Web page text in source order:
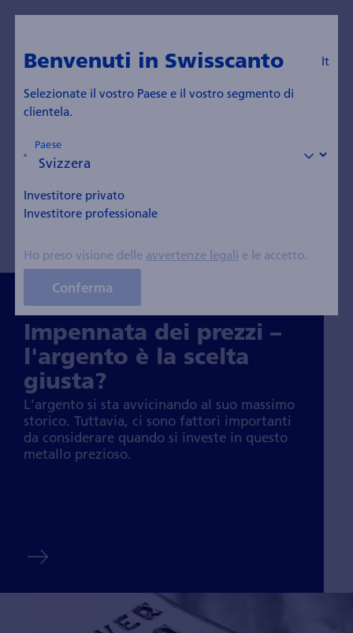
Insights Blog
Tutti i temi Azioni
Obbligazioni
Sostenibilità
Im­pennata dei prezzi –
l'argento è la scelta
giusta?
L'argento si sta avvicin­ando al suo massimo
storico. Tutta­via, ci sono fattori im­portanti
da consider­are quando si investe in questo
metallo prezioso.
Benvenuti in Swisscanto It
Selezionate il vostro Paese e il vostro segmento di
clientela.
Paese
Investitore privato
Investitore professionale
Ho preso visione delle avvertenze legali e le accetto.
Conferma